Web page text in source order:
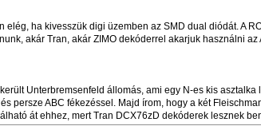
elég, ha kivesszük digi üzemben az SMD dual diódát. A
akár Tran, akár ZIMO dekóderrel akarjuk használni az
Unterbremsenfeld állomás, ami egy N-es kis asztalka
persze ABC fékezéssel. Majd írom, hogy a két
át ehhez, mert Tran DCX76zD dekóderek lesznek